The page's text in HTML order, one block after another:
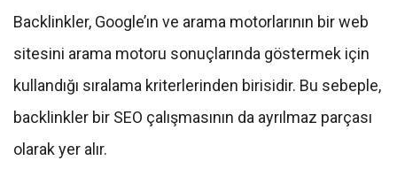
Backlinkler, Google’ın ve arama motorlarının bir web
sitesini arama motoru sonuçlarında göstermek için
kullandığı sıralama kriterlerinden birisidir. Bu sebeple,
backlinkler bir SEO çalışmasının da ayrılmaz parçası
olarak yer alır.